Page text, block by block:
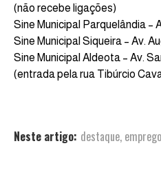
(não recebe ligações)
Sine Municipal Parquelândia –
Sine Municipal Siqueira – Av.
Sine Municipal Aldeota – Av.
(entrada pela rua Tibúrcio
Neste artigo: destaque, emprego